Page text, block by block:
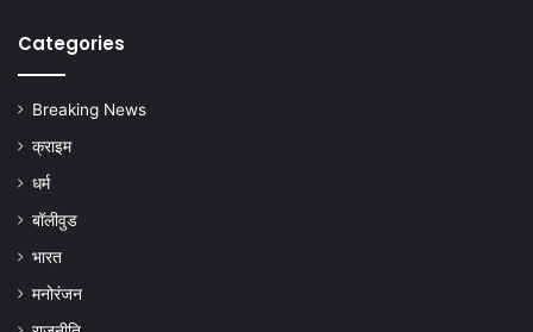
Categories
Breaking News
क्राइम
धर्म
बॉलीवुड
भारत
मनोरंजन